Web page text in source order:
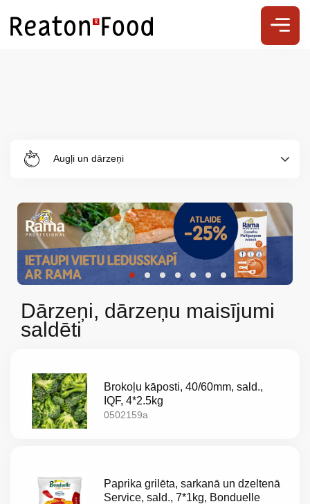
Augļi un dārzeņi
Dārzeņi, dārzeņu maisījumi
saldēti
Brokoļu kāposti, 40/60mm, sald.,
IQF, 4*2.5kg
0502159a
Paprika grilēta, sarkanā un dzeltenā
Service, sald., 7*1kg, Bonduelle